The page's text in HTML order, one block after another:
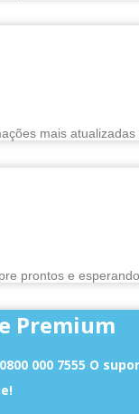
mais
prontos e
Premium
000 7555 O